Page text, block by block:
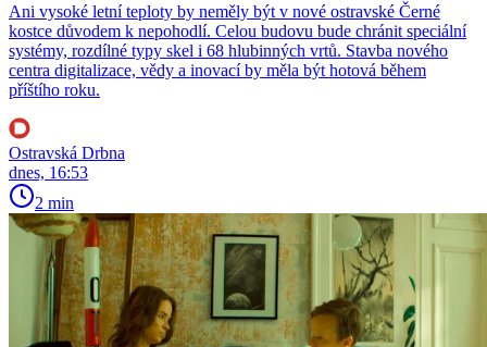
Ani vysoké letní teploty by neměly být v nové ostravské Černé
kostce důvodem k nepohodlí. Celou budovu bude chránit speciální
systémy, rozdílné typy skel i 68 hlubinných vrtů. Stavba nového
centra digitalizace, vědy a inovací by měla být hotová během
příštího roku.
Ostravská Drbna
dnes, 16:53
2 min